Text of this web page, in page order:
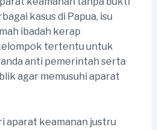
kasus di Papua, isu
ibadah kerap
tertentu untuk
anti pemerintah serta
agar memusuhi aparat
aparat keamanan justru